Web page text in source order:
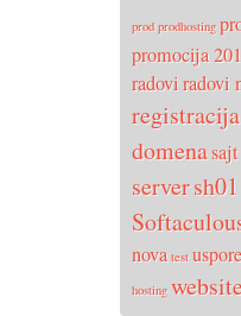
prod prodhosting
promocija
radoviradovi
registracija
domenasajt
server
nova test
hosting